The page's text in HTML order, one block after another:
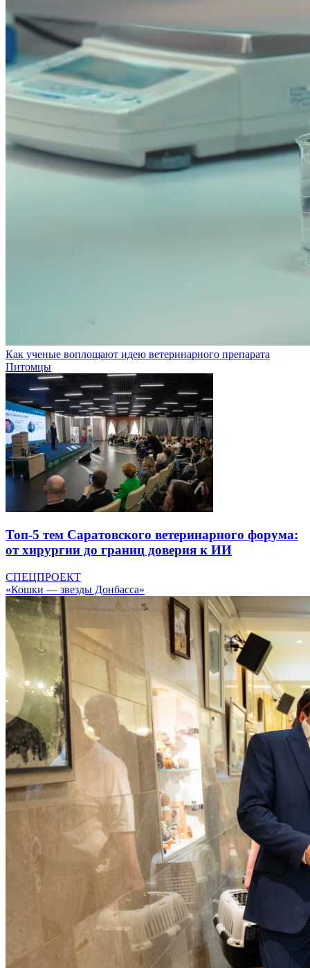
Как ученые воплощают идею ветеринарного препарата
Питомцы
Топ-5 тем Саратовского ветеринарного форума:
от хирургии до границ доверия к ИИ
СПЕЦПРОЕКТ
«Кошки — звезды Донбасса»